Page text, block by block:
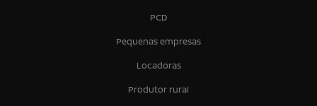
PCD
Pequenas empresas
Locadoras
Produtor rural